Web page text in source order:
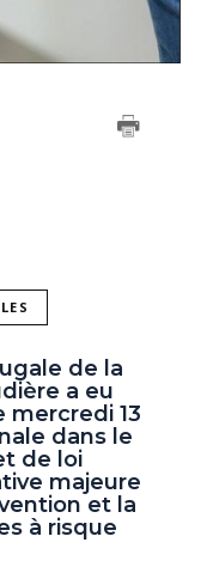
de la
a eu
mercredi 13
dans le
de loi
majeure
et la
à risque